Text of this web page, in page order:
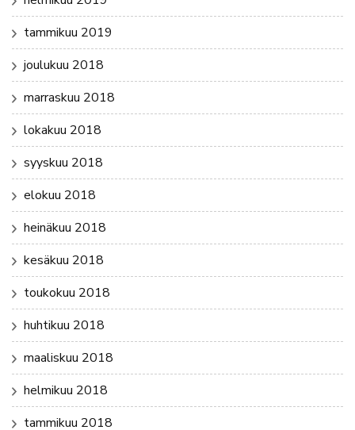
tammikuu 2019
joulukuu 2018
marraskuu 2018
lokakuu 2018
syyskuu 2018
elokuu 2018
heinäkuu 2018
kesäkuu 2018
toukokuu 2018
huhtikuu 2018
maaliskuu 2018
helmikuu 2018
tammikuu 2018